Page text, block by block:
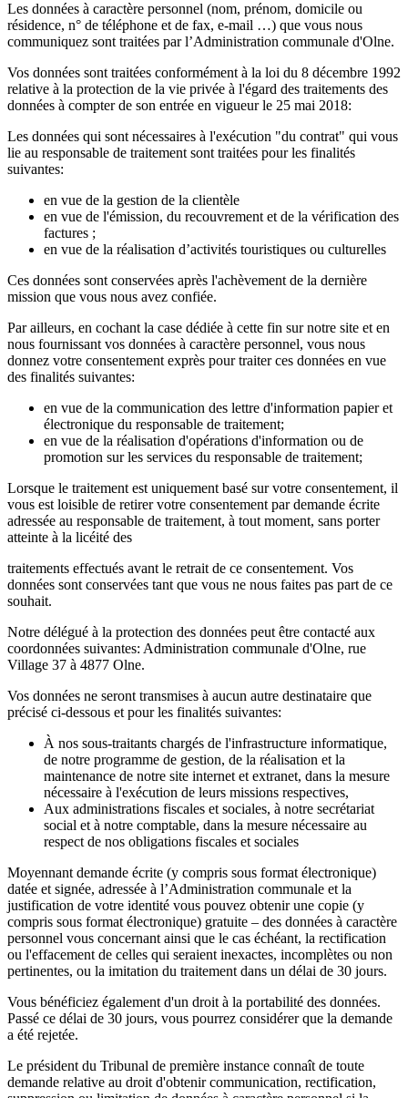
Les données à caractère personnel (nom, prénom, domicile ou
résidence, n° de téléphone et de fax, e-mail …) que vous nous
communiquez sont traitées par l’Administration communale d'Olne.
Vos données sont traitées conformément à la loi du 8 décembre 1992
relative à la protection de la vie privée à l'égard des traitements des
données à compter de son entrée en vigueur le 25 mai 2018:
Les données qui sont nécessaires à l'exécution "du contrat" qui vous
lie au responsable de traitement sont traitées pour les finalités
suivantes:
en vue de la gestion de la clientèle
en vue de l'émission, du recouvrement et de la vérification des
factures ;
en vue de la réalisation d’activités touristiques ou culturelles
Ces données sont conservées après l'achèvement de la dernière
mission que vous nous avez confiée.
Par ailleurs, en cochant la case dédiée à cette fin sur notre site et en
nous fournissant vos données à caractère personnel, vous nous
donnez votre consentement exprès pour traiter ces données en vue
des finalités suivantes:
en vue de la communication des lettre d'information papier et
électronique du responsable de traitement;
en vue de la réalisation d'opérations d'information ou de
promotion sur les services du responsable de traitement;
Lorsque le traitement est uniquement basé sur votre consentement, il
vous est loisible de retirer votre consentement par demande écrite
adressée au responsable de traitement, à tout moment, sans porter
atteinte à la licéité des
traitements effectués avant le retrait de ce consentement. Vos
données sont conservées tant que vous ne nous faites pas part de ce
souhait.
Notre délégué à la protection des données peut être contacté aux
coordonnées suivantes: Administration communale d'Olne, rue
Village 37 à 4877 Olne.
Vos données ne seront transmises à aucun autre destinataire que
précisé ci-dessous et pour les finalités suivantes:
À nos sous-traitants chargés de l'infrastructure informatique,
de notre programme de gestion, de la réalisation et la
maintenance de notre site internet et extranet, dans la mesure
nécessaire à l'exécution de leurs missions respectives,
Aux administrations fiscales et sociales, à notre secrétariat
social et à notre comptable, dans la mesure nécessaire au
respect de nos obligations fiscales et sociales
Moyennant demande écrite (y compris sous format électronique)
datée et signée, adressée à l’Administration communale et la
justification de votre identité vous pouvez obtenir une copie (y
compris sous format électronique) gratuite – des données à caractère
personnel vous concernant ainsi que le cas échéant, la rectification
ou l'effacement de celles qui seraient inexactes, incomplètes ou non
pertinentes, ou la imitation du traitement dans un délai de 30 jours.
Vous bénéficiez également d'un droit à la portabilité des données.
Passé ce délai de 30 jours, vous pourrez considérer que la demande
a été rejetée.
Le président du Tribunal de première instance connaît de toute
demande relative au droit d'obtenir communication, rectification,